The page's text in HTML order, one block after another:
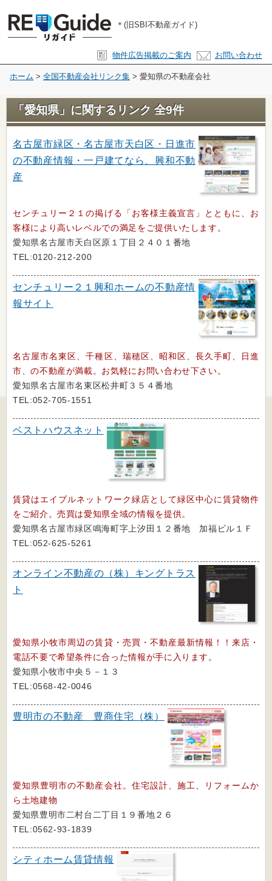
RE-Guide(リガイド)
＊(旧SBI不動産ガイド)
ホーム >全国不動産会社リンク集 > 愛知県の不動産会社
物件広告掲載のご案内 お問い合わせ
「愛知県」に関するリンク 全9件
名古屋市緑区・名古屋市天白区・日進市
の不動産情報・一戸建てなら、興和不動
産
センチュリー２１の掲げる「お客様主義宣言」とともに、お
客様により高いレベルでの満足をご提供いたします。
愛知県名古屋市天白区原１丁目２４０１番地
TEL:0120-212-200
センチュリー２１興和ホームの不動産情
報サイト
名古屋市名東区、千種区、瑞穂区、昭和区、長久手町、日進
市、の不動産が満載。お気軽にお問い合わせ下さい。
愛知県名古屋市名東区松井町３５４番地
TEL:052-705-1551
ベストハウスネット
賃貸はエイブルネットワーク緑店として緑区中心に賃貸物件
をご紹介。売買は愛知県全域の情報を提供。
愛知県名古屋市緑区鳴海町字上汐田１２番地 加福ビル１Ｆ
TEL:052-625-5261
オンライン不動産の（株）キングトラス
ト
愛知県小牧市周辺の賃貸・売買・不動産最新情報！！来店・
電話不要で希望条件に合った情報が手に入ります。
愛知県小牧市中央５－１３
TEL:0568-42-0046
豊明市の不動産 豊商住宅（株）
愛知県豊明市の不動産会社。住宅設計、施工、リフォームか
ら土地建物
愛知県豊明市二村台二丁目１９番地２６
TEL:0562-93-1839
シティホーム賃貸情報